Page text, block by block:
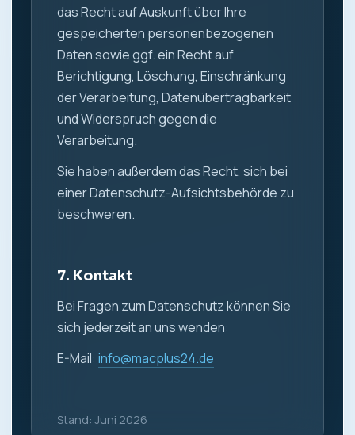
das Recht auf Auskunft über Ihre
gespeicherten personenbezogenen
Daten sowie ggf. ein Recht auf
Berichtigung, Löschung, Einschränkung
der Verarbeitung, Datenübertragbarkeit
und Widerspruch gegen die
Verarbeitung.
Sie haben außerdem das Recht, sich bei
einer Datenschutz-Aufsichtsbehörde zu
beschweren.
7. Kontakt
Bei Fragen zum Datenschutz können Sie
sich jederzeit an uns wenden:
E-Mail: info@macplus24.de
Stand: Juni 2026